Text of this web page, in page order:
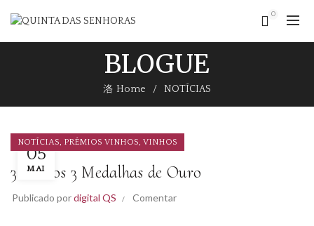
0
BLOGUE
Home NOTÍCIAS
05
MAI
NOTÍCIAS, PRÉMIOS VINHOS, VINHOS
3 Vinhos 3 Medalhas de Ouro
Publicado pordigital QS Comentar